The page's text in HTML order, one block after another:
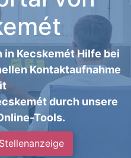
Kecskemét Hilfe bei
Kontaktaufnahme
durch unsere
Tools.